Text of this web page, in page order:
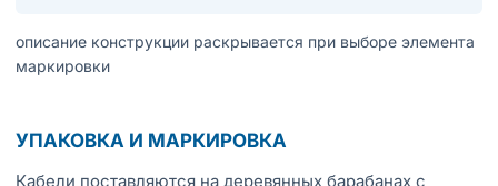
описание конструкции раскрывается при выборе элемента
маркировки
УПАКОВКА И МАРКИРОВКА
Кабели поставляются на деревянных барабанах с